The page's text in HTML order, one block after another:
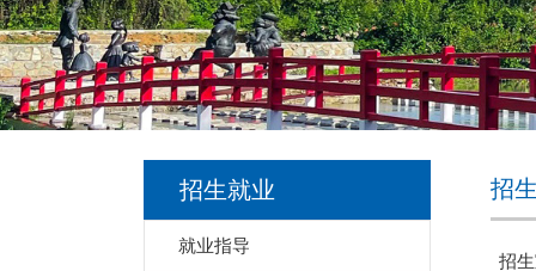
招生就业
就业指导
招
招